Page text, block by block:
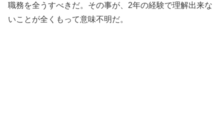
職務を全うすべきだ。その事が、2年の経験で理解出来な
いことが全くもって意味不明だ。